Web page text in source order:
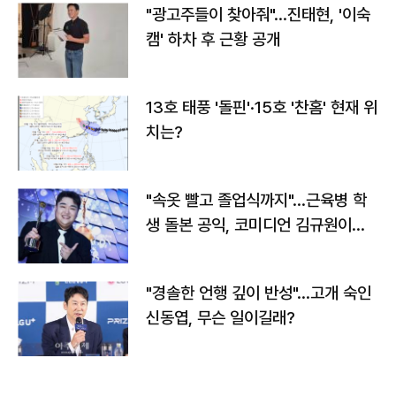
"광고주들이 찾아줘"…진태현, '이숙
캠' 하차 후 근황 공개
13호 태풍 '돌핀'·15호 '찬홈' 현재 위
치는?
"속옷 빨고 졸업식까지"…근육병 학
생 돌본 공익, 코미디언 김규원이었
"경솔한 언행 깊이 반성"…고개 숙인
신동엽, 무슨 일이길래?